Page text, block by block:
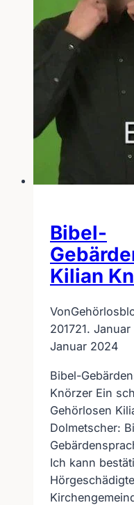
Bibel-
Kilian
Von
201721.
Januar 2024
Bibel-
Knörzer Ein
Gehörlosen
Dolmetscher:
Ich kann